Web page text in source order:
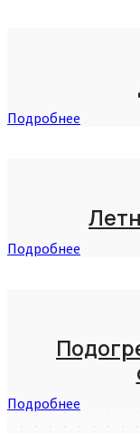
Подробнее
Подробнее
Подробнее